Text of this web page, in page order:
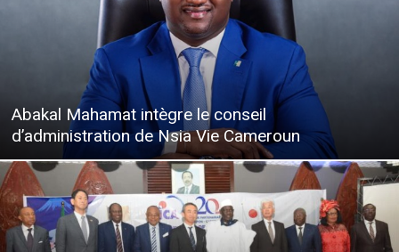
Abakal Mahamat intègre le conseil
d’administration de Nsia Vie Cameroun